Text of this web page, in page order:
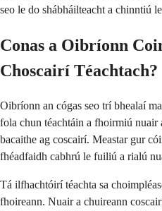
seo le do shábháilteacht a chinntiú
Conas a Oibríonn
Choscairí Téachtach?
Oibríonn an cógas seo trí bhealaí
fola chun téachtáin a fhoirmiú nuair
bacaithe ag coscairí. Meastar gur
fhéadfaidh cabhrú le fuiliú a rialú
Tá ilfhachtóirí téachta sa
fhoireann. Nuair a chuireann